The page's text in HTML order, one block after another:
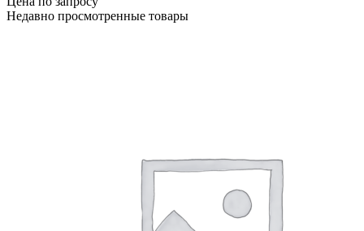
Недавно просмотренные товары